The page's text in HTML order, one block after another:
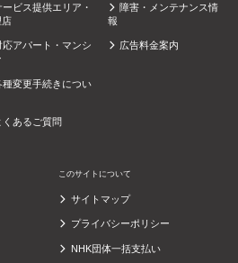
ービス提供エリア・
店
応アパート・マンシ
種変更手続きについ
くあるご質問
障害・メンテナンス情
報
広告料金案内
このサイトについて
サイトマップ
プライバシーポリシー
NHK団体一括支払い